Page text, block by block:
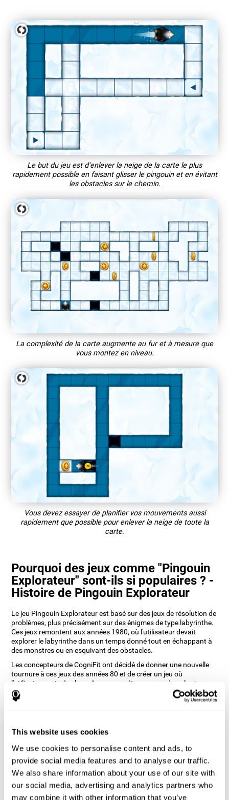
This website uses cookies
We use cookies to personalise content and ads, to
provide social media features and to analyse our traffic.
We also share information about your use of our site with
our social media, advertising and analytics partners who
may combine it with other information that you’ve
Le but du jeu est d'enlever la neige de la carte le plus
rapidement possible en faisant glisser le pingouin et en évitant
les obstacles sur le chemin.
La complexité de la carte augmente au fur et à mesure que
vous montez en niveau.
Vous devez essayer de planifier vos mouvements aussi
rapidement que possible pour enlever la neige de toute la
carte.
Pourquoi des jeux comme "Pingouin
Explorateur" sont-ils si populaires ? -
Histoire de Pingouin Explorateur
Le jeu Pingouin Explorateur est basé sur des jeux de résolution de
problèmes, plus précisément sur des énigmes de type labyrinthe.
Ces jeux remontent aux années 1980, où l'utilisateur devait
explorer le labyrinthe dans un temps donné tout en échappant à
des monstres ou en esquivant des obstacles.
Les concepteurs de CogniFit ont décidé de donner une nouvelle
tournure à ces jeux des années 80 et de créer un jeu où
l'utilisateur entraîne les mêmes compétences que dans les jeux
originaux, comme la perception spatiale, mais aussi l'inhibition et
la planification en retirant la neige de la carte.
Explorateur" améliore-t-il mes
capacités cognitives ?
Jouer à des jeux comme le Pingouin Explorateur de CogniFit
stimule un schéma d'activation neuronale spécifique. Le fait de
jouer et de s'entraîner de manière répétée à ce schéma aide les
circuits neuronaux à se réorganiser et à récupérer les fonctions